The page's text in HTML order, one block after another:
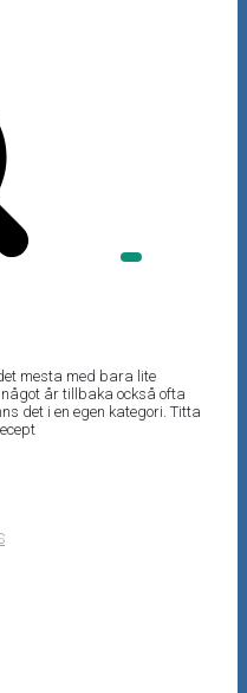
mesta med bara lite
år tillbaka också ofta
det i en egen kategori. Titta